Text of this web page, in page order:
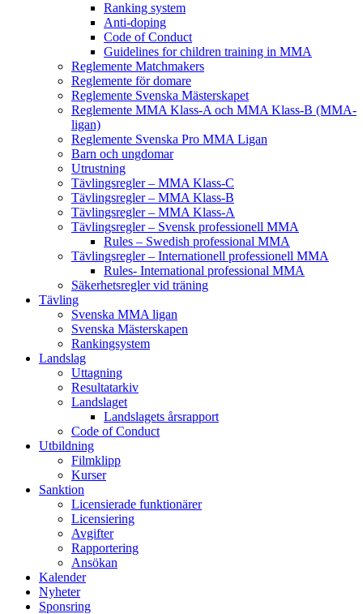
Ranking system
Anti-doping
Code of Conduct
Guidelines for children training in MMA
Reglemente Matchmakers
Reglemente för domare
Reglemente Svenska Mästerskapet
Reglemente MMA Klass-A och MMA Klass-B (MMA-
ligan)
Reglemente Svenska Pro MMA Ligan
Barn och ungdomar
Utrustning
Tävlingsregler – MMA Klass-C
Tävlingsregler – MMA Klass-B
Tävlingsregler – MMA Klass-A
Tävlingsregler – Svensk professionell MMA
Rules – Swedish professional MMA
Tävlingsregler – Internationell professionell MMA
Rules- International professional MMA
Säkerhetsregler vid träning
Tävling
Svenska MMA ligan
Svenska Mästerskapen
Rankingsystem
Landslag
Uttagning
Resultatarkiv
Landslaget
Landslagets årsrapport
Code of Conduct
Utbildning
Filmklipp
Kurser
Sanktion
Licensierade funktionärer
Licensiering
Avgifter
Rapportering
Ansökan
Kalender
Nyheter
Sponsring